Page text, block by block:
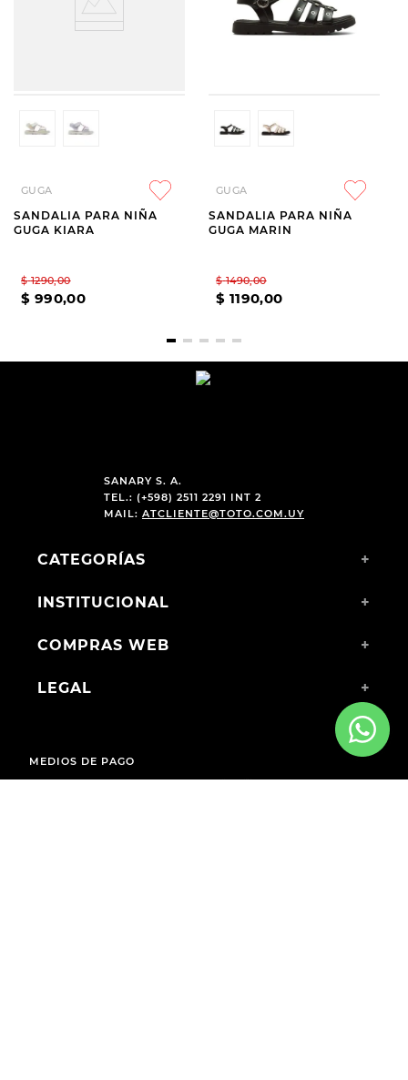
GUGA
SANDALIA PARA NIÑA
GUGA KIARA
$ 1290,00
$ 990,00
GUGA
SANDALIA PARA NIÑA
GUGA MARIN
$ 1490,00
$ 1190,00
SANARY S. A.
TEL.: (+598) 2511 2291 INT 2
MAIL: ATCLIENTE@TOTO.COM.UY
CATEGORÍAS +
INSTITUCIONAL +
COMPRAS WEB +
LEGAL +
MEDIOS DE PAGO